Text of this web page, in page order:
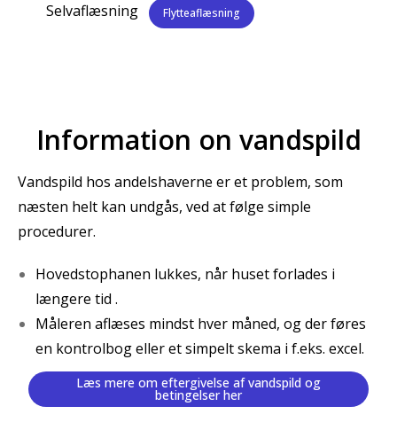
Selvaflæsning Flytteaflæsning
Information on vandspild
Vandspild hos andelshaverne er et problem, som
næsten helt kan undgås, ved at følge simple
procedurer.
Hovedstophanen lukkes, når huset forlades i
længere tid .
Måleren aflæses mindst hver måned, og der føres
en kontrolbog eller et simpelt skema i f.eks. excel.
Læs mere om eftergivelse af vandspild og
betingelser her